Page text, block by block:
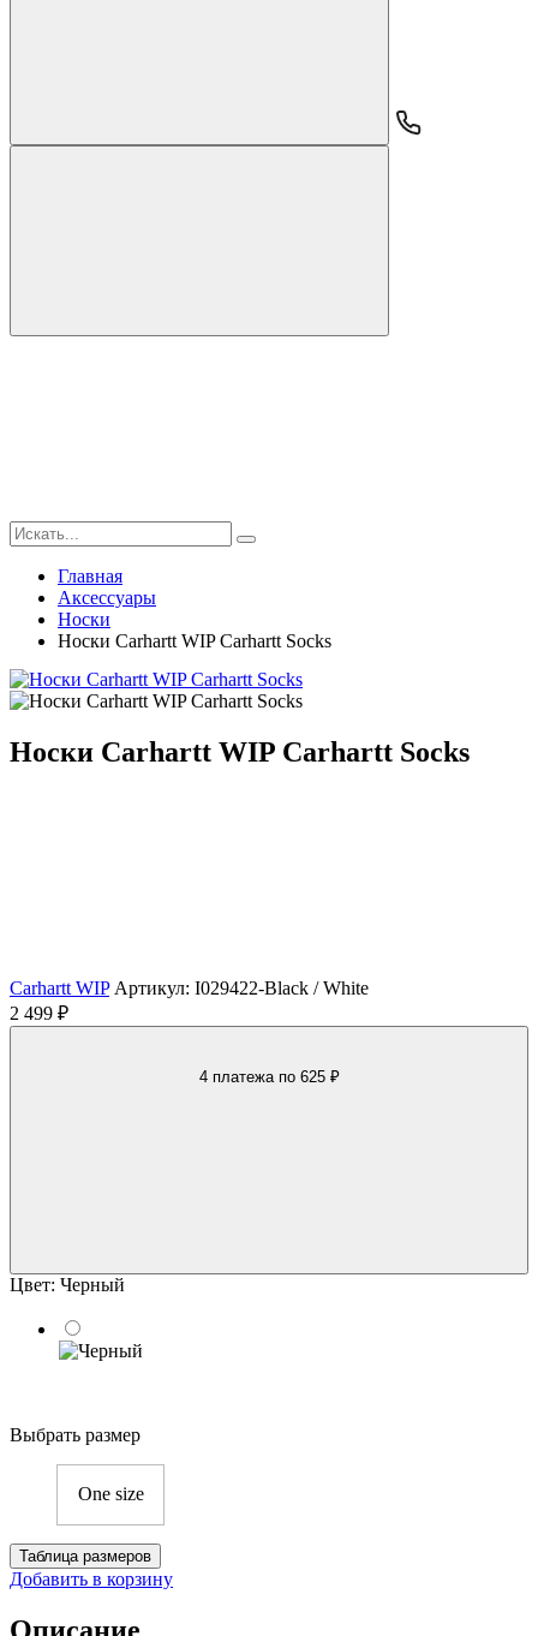
Главная
Аксессуары
Носки
Носки Carhartt WIP Carhartt Socks
Носки Carhartt WIP Carhartt Socks
Carhartt WIP Артикул: I029422-Black / White
2 499 ₽
4 платежа по 625 ₽
Цвет: Черный
Выбрать размер
One size
Таблица размеров
Добавить в корзину
Описание